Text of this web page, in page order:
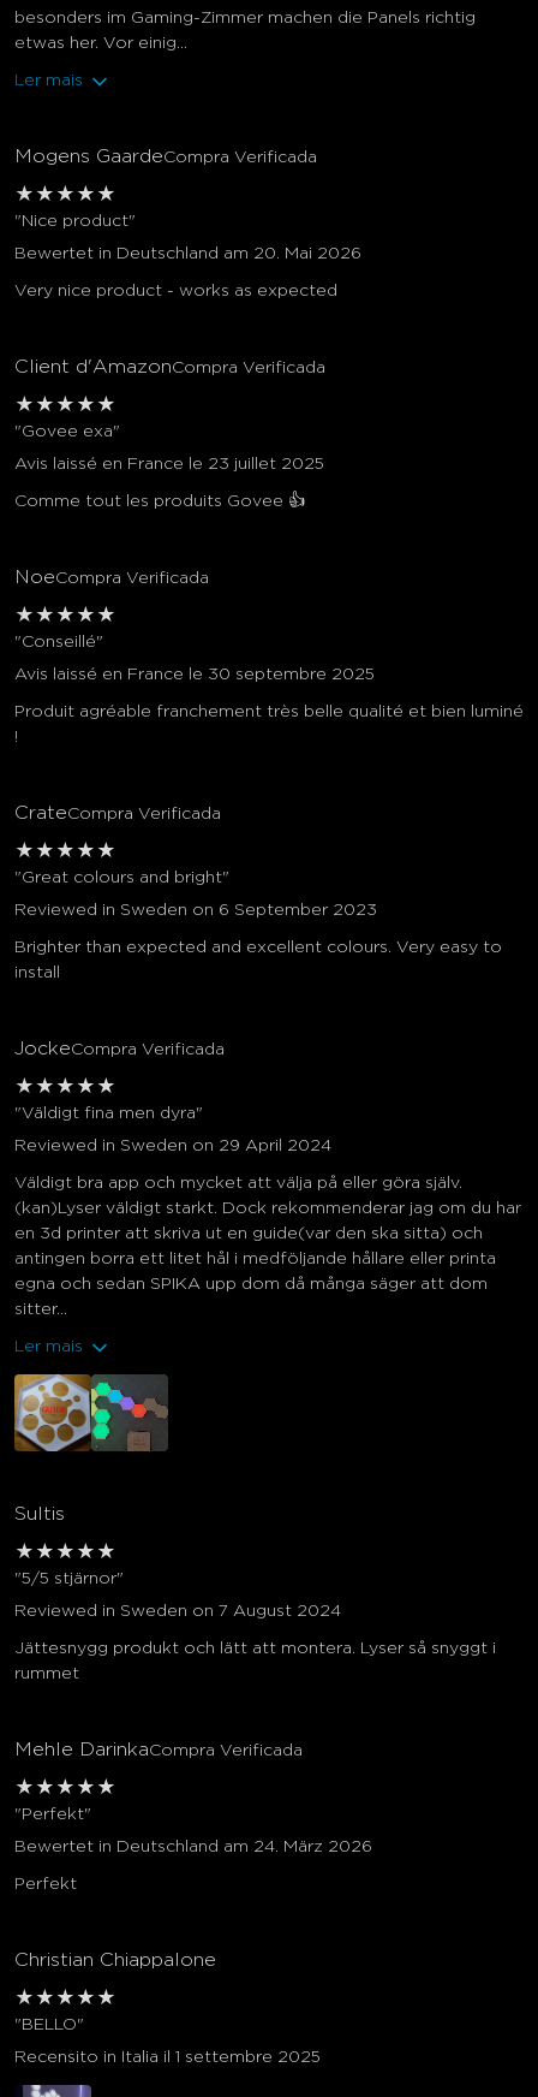
besonders im Gaming-Zimmer machen die Panels richtig
etwas her. Vor einig...
Ler mais
Mogens GaardeCompra Verificada
★ ★ ★ ★ ★
"Nice product"
Bewertet in Deutschland am 20. Mai 2026
Very nice product - works as expected
Client d'AmazonCompra Verificada
★ ★ ★ ★ ★
"Govee exa"
Avis laissé en France le 23 juillet 2025
Comme tout les produits Govee 👍
NoeCompra Verificada
★ ★ ★ ★ ★
"Conseillé"
Avis laissé en France le 30 septembre 2025
Produit agréable franchement très belle qualité et bien luminé
!
CrateCompra Verificada
★ ★ ★ ★ ★
"Great colours and bright"
Reviewed in Sweden on 6 September 2023
Brighter than expected and excellent colours. Very easy to
install
JockeCompra Verificada
★ ★ ★ ★ ★
"Väldigt fina men dyra"
Reviewed in Sweden on 29 April 2024
Väldigt bra app och mycket att välja på eller göra själv.
(kan)Lyser väldigt starkt. Dock rekommenderar jag om du har
en 3d printer att skriva ut en guide(var den ska sitta) och
antingen borra ett litet hål i medföljande hållare eller printa
egna och sedan SPIKA upp dom då många säger att dom
sitter...
Ler mais
Sultis
★ ★ ★ ★ ★
"5/5 stjärnor"
Reviewed in Sweden on 7 August 2024
Jättesnygg produkt och lätt att montera. Lyser så snyggt i
rummet
Mehle DarinkaCompra Verificada
★ ★ ★ ★ ★
"Perfekt"
Bewertet in Deutschland am 24. März 2026
Perfekt
Christian Chiappalone
★ ★ ★ ★ ★
"BELLO"
Recensito in Italia il 1 settembre 2025